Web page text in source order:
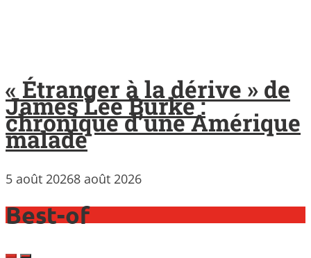
« Étranger à la dérive » de
James Lee Burke :
chronique d’une Amérique
malade
5 août 20268 août 2026
Best-of